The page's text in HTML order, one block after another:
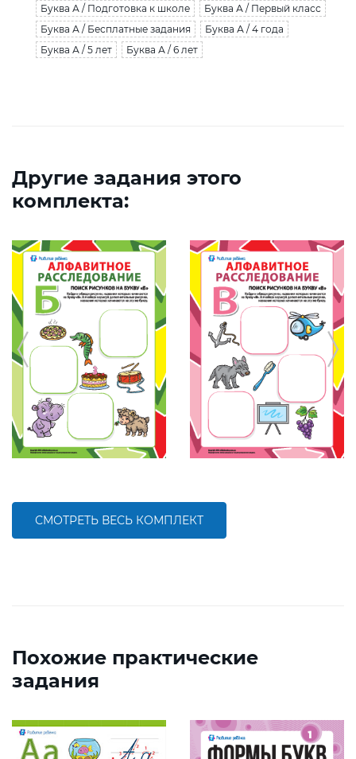
Буква А / Подготовка к школе
Буква А / Первый класс
Буква А / Бесплатные задания
Буква А / 4 года
Буква А / 5 лет
Буква А / 6 лет
Другие задания этого
комплекта:
СМОТРЕТЬ ВЕСЬ КОМПЛЕКТ
Похожие практические
задания